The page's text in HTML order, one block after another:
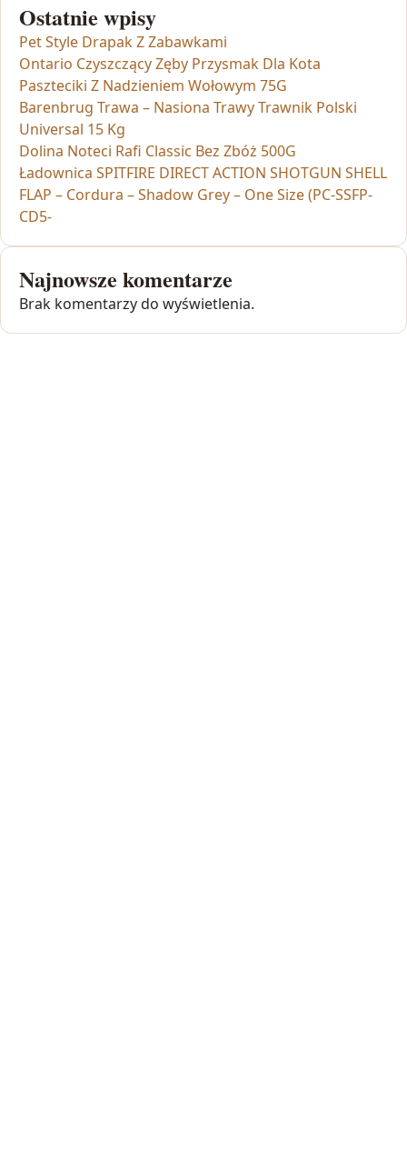
Ostatnie wpisy
Pet Style Drapak Z Zabawkami
Ontario Czyszczący Zęby Przysmak Dla Kota
Paszteciki Z Nadzieniem Wołowym 75G
Barenbrug Trawa – Nasiona Trawy Trawnik Polski
Universal 15 Kg
Dolina Noteci Rafi Classic Bez Zbóż 500G
Ładownica SPITFIRE DIRECT ACTION SHOTGUN SHELL
FLAP – Cordura – Shadow Grey – One Size (PC-SSFP-
CD5-
Najnowsze komentarze
Brak komentarzy do wyświetlenia.